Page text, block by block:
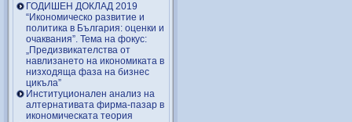
ГОДИШЕН ДОКЛАД 2019
“Икономическо развитие и
политика в България: оценки и
очаквания”. Тема на фокус:
„Предизвикателства от
навлизането на икономиката в
низходяща фаза на бизнес
цикъла”
Институционален анализ на
алтернативата фирма-пазар в
икономическата теория